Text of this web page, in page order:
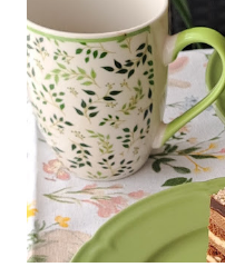
zatim dodati višnju iz slatka.